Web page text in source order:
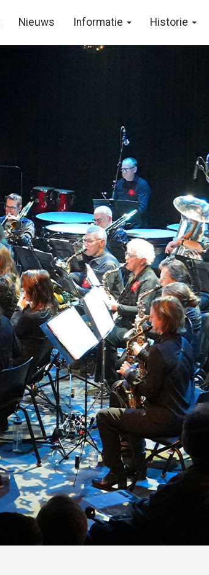
Nieuws Informatie Historie